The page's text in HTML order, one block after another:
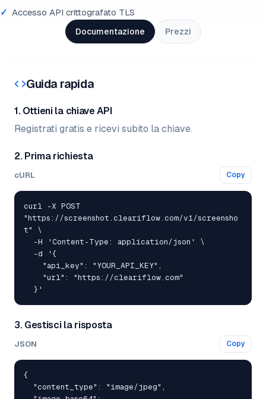
Accesso API crittografato TLS
Documentazione Prezzi
Guida rapida
1. Ottieni la chiave API
Registrati gratis e ricevi subito la chiave.
2. Prima richiesta
cURL Copy
curl -X POST
"https://screenshot.cleariflow.com/v1/screensho
t" \
  }'
3. Gestisci la risposta
JSON Copy
{